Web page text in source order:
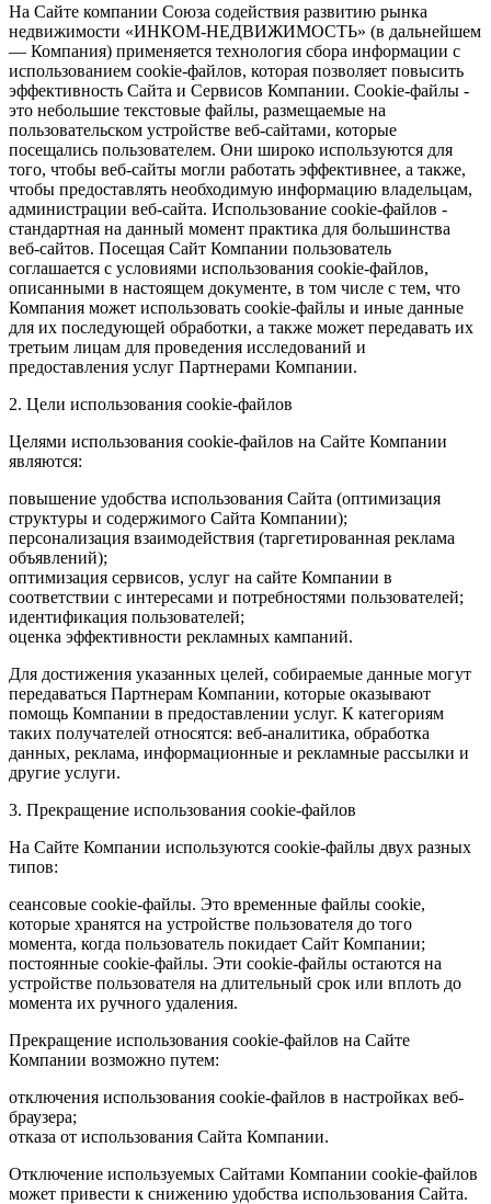
На Сайте компании Союза содействия развитию рынка
недвижимости «ИНКОМ-НЕДВИЖИМОСТЬ» (в дальнейшем
— Компания) применяется технология сбора информации с
использованием cookie-файлов, которая позволяет повысить
эффективность Сайта и Сервисов Компании. Сookie-файлы -
это небольшие текстовые файлы, размещаемые на
пользовательском устройстве веб-сайтами, которые
посещались пользователем. Они широко используются для
того, чтобы веб-сайты могли работать эффективнее, а также,
чтобы предоставлять необходимую информацию владельцам,
администрации веб-сайта. Использование cookie-файлов -
стандартная на данный момент практика для большинства
веб-сайтов. Посещая Сайт Компании пользователь
соглашается с условиями использования cookie-файлов,
описанными в настоящем документе, в том числе с тем, что
Компания может использовать cookie-файлы и иные данные
для их последующей обработки, а также может передавать их
третьим лицам для проведения исследований и
предоставления услуг Партнерами Компании.
2. Цели использования cookie-файлов
Целями использования cookie-файлов на Сайте Компании
являются:
повышение удобства использования Сайта (оптимизация
структуры и содержимого Сайта Компании);
персонализация взаимодействия (таргетированная реклама
объявлений);
оптимизация сервисов, услуг на сайте Компании в
соответствии с интересами и потребностями пользователей;
идентификация пользователей;
оценка эффективности рекламных кампаний.
Для достижения указанных целей, собираемые данные могут
передаваться Партнерам Компании, которые оказывают
помощь Компании в предоставлении услуг. К категориям
таких получателей относятся: веб-аналитика, обработка
данных, реклама, информационные и рекламные рассылки и
другие услуги.
3. Прекращение использования cookie-файлов
На Сайте Компании используются cookie-файлы двух разных
типов:
сеансовые cookie-файлы. Это временные файлы cookie,
которые хранятся на устройстве пользователя до того
момента, когда пользователь покидает Сайт Компании;
постоянные cookie-файлы. Эти cookie-файлы остаются на
устройстве пользователя на длительный срок или вплоть до
момента их ручного удаления.
Прекращение использования cookie-файлов на Сайте
Компании возможно путем:
отключения использования cookie-файлов в настройках веб-
браузера;
отказа от использования Сайта Компании.
Отключение используемых Сайтами Компании cookie-файлов
может привести к снижению удобства использования Сайта.